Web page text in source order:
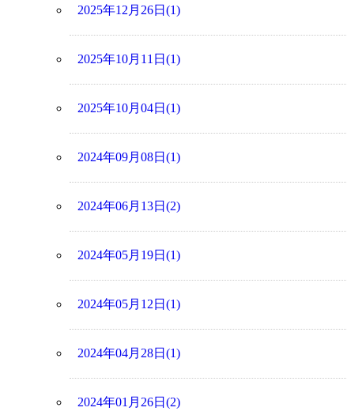
2025年12月26日(1)
2025年10月11日(1)
2025年10月04日(1)
2024年09月08日(1)
2024年06月13日(2)
2024年05月19日(1)
2024年05月12日(1)
2024年04月28日(1)
2024年01月26日(2)